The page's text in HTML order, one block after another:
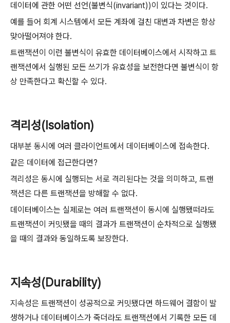
데이터에 관한 어떤 선언(불변식(invariant))이 있다는 것이다.
예를 들어 회계 시스템에서 모든 계좌에 걸친 대변과 차변은 항상
맞아떨어져야 한다.
트랜잭션이 이런 불변식이 유효한 데이터베이스에서 시작하고 트
랜잭션에서 실행된 모든 쓰기가 유효성을 보전한다면 불변식이 항
상 만족한다고 확신할 수 있다.
격리성(Isolation)
대부분 동시에 여러 클라이언트에서 데이터베이스에 접속한다.
같은 데이터에 접근한다면?
격리성은 동시에 실행되는 서로 격리된다는 것을 의미하고, 트랜
잭션은 다른 트랜잭션을 방해할 수 없다.
데이터베이스는 실제로는 여러 트랜잭션이 동시에 실행됐떠라도
트랜잭션이 커밋됐을 때의 결과가 트랜잭션이 순차적으로 실행됐
을 때의 결과와 동일하도록 보장한다.
지속성(Durability)
지속성은 트랜잭션이 성공적으로 커밋됐다면 하드웨어 결함이 발
생하거나 데이터베이스가 죽더라도 트랜잭션에서 기록한 모든 데